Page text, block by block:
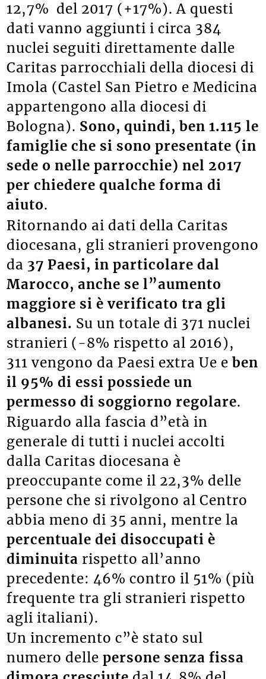
12,7% del 2017 (+17%). A questi
dati vanno aggiunti i circa 384
nuclei seguiti direttamente dalle
Caritas parrocchiali della diocesi di
Imola (Castel San Pietro e Medicina
appartengono alla diocesi di
Bologna). Sono, quindi, ben 1.115 le
famiglie che si sono presentate (in
sede o nelle parrocchie) nel 2017
per chiedere qualche forma di
aiuto.
Ritornando ai dati della Caritas
diocesana, gli stranieri provengono
da 37 Paesi, in particolare dal
Marocco, anche se l”aumento
maggiore si è verificato tra gli
albanesi. Su un totale di 371 nuclei
stranieri (-8% rispetto al 2016),
311 vengono da Paesi extra Ue eben
il 95% di essi possiede un
permesso di soggiorno regolare.
Riguardo alla fascia d”età in
generale di tutti i nuclei accolti
dalla Caritas diocesana è
preoccupante come il 22,3% delle
persone che si rivolgono al Centro
abbia meno di 35 anni, mentre la
percentuale deidisoccupati è
diminuita rispetto all’anno
precedente: 46% contro il 51% (più
frequente tra gli stranieri rispetto
agli italiani).
Un incremento c”è stato sul
numero dellepersone senza fissa